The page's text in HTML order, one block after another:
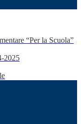
“Per la Scuola”
2025